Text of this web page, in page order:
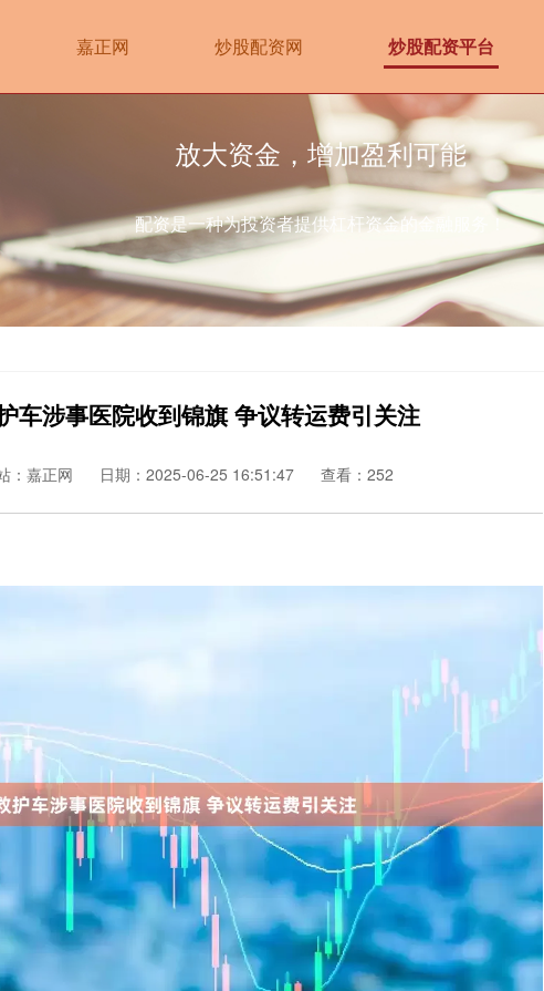
嘉正网 炒股配资网 炒股配资平台
放大资金，增加盈利可能
配资是一种为投资者提供杠杆资金的金融服务！
车涉事医院收到锦旗 争议转运费引关注
：嘉正网 日期：2025-06-25 16:51:47 查看：252